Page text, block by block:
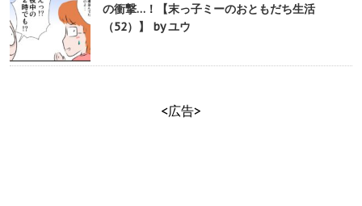
の衝撃…！【末っ子ミーのおともだち生活
（52）】 by ユウ
<広告>